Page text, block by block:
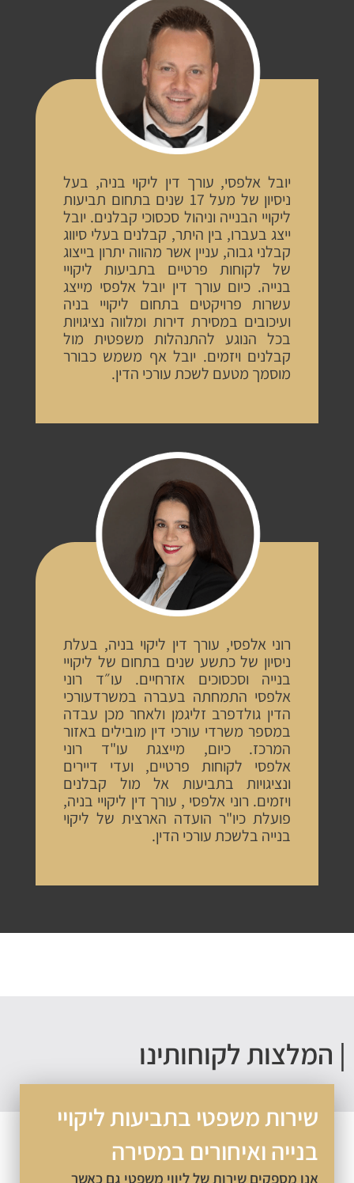
אלפסי , עורך דין ליקוי בניה, בעל
שלמעל 17 שנים בתחוםתביעות
הבנייה וניהול סכסוכי קבלנים.יובל
בעברו ,בין היתר, קבלנים בעליסיווג
גבוה, ענייןאשר מהווה יתרון בייצוג
לקוחות פרטיים בתביעות ליקויי
.כיום עורך דין יובל אלפסי מייצג
פרויקטים בתחום ליקויי
בניה
ועיכובים במסירת דירות ומלווה נציגויות
הנוגע להתנהלות משפטית מול
קבלנים ויזמים .יובל אף משמש כבורר
מטעם לשכת עורכיהדין.
אלפסי ,עורך דין ליקוי בניה, בעלת
שלכתשע שנים בתחוםשלליקויי
וסכסוכים אזרחיים.עו״ד
רוני
התמחתה בעברה במשרדעורכי
גולדפרב זליגמן ולאחר מכן עבדה
במספר משרדי עורכי דין מובילים באזור
.כיום ,מייצגת עו"ד רוני
אלפסילקוחות פרטיים, ועדי דיירים
ונציגויותבתביעותאל מול
קבלנים
.רוני אלפסי ,עורך דין ליקויי בניה,
כיו"ר הועדה הארצית של ליקוי
בלשכתעורכיהדין.
לקוחותינו
משפטי בתביעות ליקויי
ואיחורים במסירה
מספקים שירות של ליווי משפטי גם כאשר